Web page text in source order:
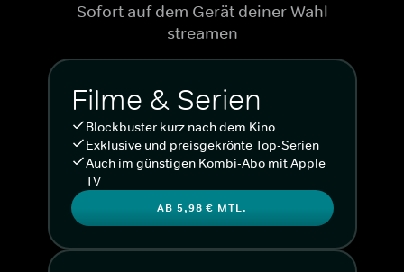
Sofort auf dem Gerät deiner Wahl
streamen
Filme & Serien
Blockbuster kurz nach dem Kino
Exklusive und preisgekrönte Top-Serien
Auch im günstigen Kombi-Abo mit Apple
TV
AB 5,98 € MTL.